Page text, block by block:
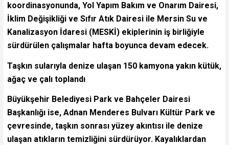
koordinasyonunda, Yol Yapım Bakım ve Onarım Dairesi,
İklim Değişikliği ve Sıfır Atık Dairesi ile Mersin Su ve
Kanalizasyon İdaresi (MESKİ) ekiplerinin iş birliğiyle
sürdürülen çalışmalar hafta boyunca devam edecek.
Taşkın sularıyla denize ulaşan 150 kamyona yakın kütük,
ağaç ve çalı toplandı
Büyükşehir Belediyesi Park ve Bahçeler Dairesi
Başkanlığı ise, Adnan Menderes Bulvarı Kültür Park ve
çevresinde, taşkın sonrası yüzey akıntısı ile denize
ulaşan atıkların temizliğini sürdürüyor. Kayalıklardan